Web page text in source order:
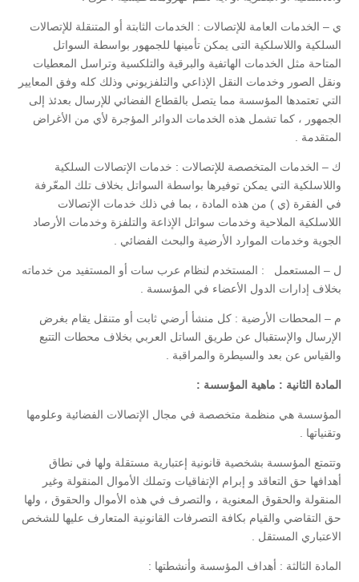
ي – الخدمات العامة للإتصالات : الخدمات الثابتة أو المتنقلة للإتصالات
السلكية واللاسلكية التى يمكن تأمينها للجمهور بواسطة السواتل
المتاحة مثل الخدمات الهاتفية والبرقية والتلكسية وتراسل المعطيات
ونقل الصور وخدمات النقل الإذاعي والتلفزيوني وذلك كله وفق المعايير
التي تعتمدها المؤسسة مما يتصل بالقطاع الفضائي للإرسال بعدئذ إلى
الجمهور ، كما تشمل هذه الخدمات الدوائر المؤجرة لأي من الأغراض
المتقدمة .
ك – الخدمات المتخصصة للإتصالات : خدمات الإتصالات السلكية
واللاسلكية التي يمكن توفيرها بواسطة السواتل بخلاف تلك المعّرفة
في الفقرة (ي ) من هذه المادة ، بما في ذلك خدمات الإتصالات
اللاسلكية الملاحية وخدمات سواتل الإذاعة والتلفزة وخدمات الأرصاد
الجوية وخدمات الموارد الأرضية والبحث الفضائي .
ل – المستعمل : المستخدم لنظام عرب سات أو المستفيد من خدماته
بخلاف إدارات الدول الأعضاء في المؤسسة .
م – المحطات الأرضية : كل منشأ أرضي ثابت أو متنقل يقام بغرض
الإرسال والإستقبال عن طريق الساتل العربي بخلاف محطات التتبع
والقياس عن بعد والسيطرة والمراقبة .
المادة الثانية : ماهية المؤسسة :
المؤسسة هي منظمة متخصصة في مجال الإتصالات الفضائية وعلومها
وتقنياتها .
وتتمتع المؤسسة بشخصية قانونية إعتبارية مستقلة ولها في نطاق
أهدافها حق التعاقد و إبرام الإتفاقيات وتملك الأموال المنقولة وغير
المنقولة والحقوق المعنوية ، والتصرف في هذه الأموال والحقوق ، ولها
حق التقاضي والقيام بكافة التصرفات القانونية المتعارف عليها للشخص
الاعتباري المستقل .
المادة الثالثة : أهداف المؤسسة وأنشطتها :